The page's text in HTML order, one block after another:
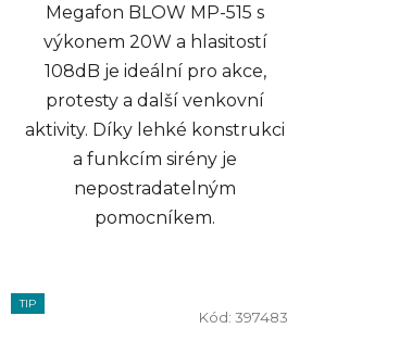
Megafon BLOW MP-515 s
výkonem 20W a hlasitostí
108dB je ideální pro akce,
protesty a další venkovní
aktivity. Díky lehké konstrukci
a funkcím sirény je
nepostradatelným
pomocníkem.
TIP
Kód: 397483